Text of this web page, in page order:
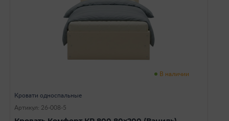
В наличии
Кровати односпальные
Артикул: 26-008-5